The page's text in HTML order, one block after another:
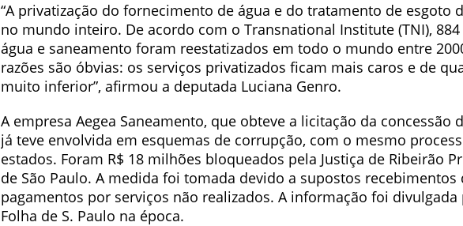
“A privatização do fornecimento de água e do tratamento de esgoto
no mundo inteiro. De acordo com o Transnational Institute (TNI),
água e saneamento foram reestatizados em todo o mundo entre
razões são óbvias: os serviços privatizados ficam mais caros e de
muito inferior”, afirmou a deputada Luciana Genro.
A empresa Aegea Saneamento, que obteve a licitação da concessão
já teve envolvida em esquemas de corrupção, com o mesmo
estados. Foram R$ 18 milhões bloqueados pela Justiça de Ribeirão
de São Paulo. A medida foi tomada devido a supostos recebimentos
pagamentos por serviços não realizados. A informação foi divulgada
Folha de S. Paulo na época.